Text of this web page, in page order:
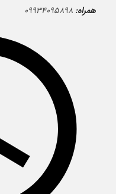
همراه: ۰۹۹۳۴۰۹۵۸۹۸